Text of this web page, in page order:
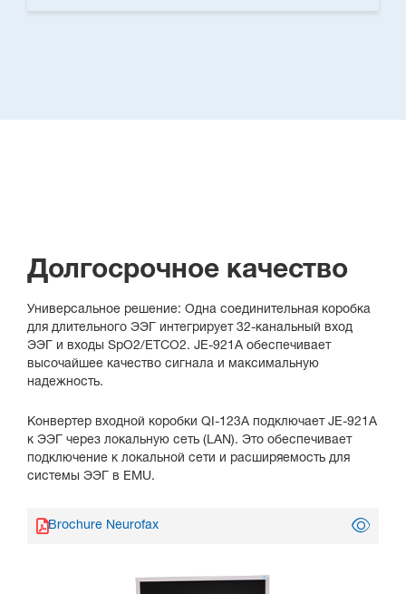
Долгосрочное качество
Универсальное решение: Одна соединительная коробка
для длительного ЭЭГ интегрирует 32-канальный вход
ЭЭГ и входы SpO2/ETCO2. JE-921A обеспечивает
высочайшее качество сигнала и максимальную
надежность.
Конвертер входной коробки QI-123A подключает JE-921A
к ЭЭГ через локальную сеть (LAN). Это обеспечивает
подключение к локальной сети и расширяемость для
системы ЭЭГ в EMU.
Brochure Neurofax